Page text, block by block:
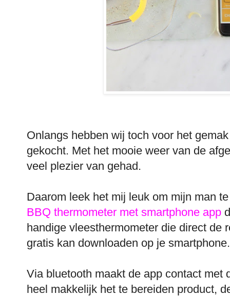
Onlangs hebben wij toch voor het
gekocht. Met het mooie weer van de
veel plezier van gehad.
Daarom leek het mij leuk om mijn man
BBQ thermometer met smartphone app
handige vleesthermometer die direct de
gratis kan downloaden op je smartphone.
Via bluetooth maakt de app contact met
heel makkelijk het te bereiden product,